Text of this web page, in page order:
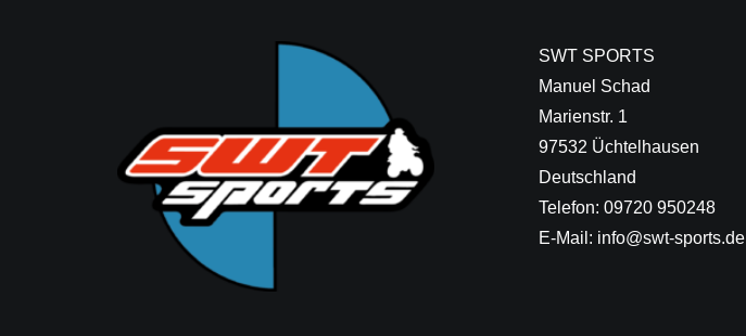
SWT SPORTS
Manuel Schad
Marienstr. 1
97532 Üchtelhausen
Deutschland
Telefon: 09720 950248
E-Mail: info@swt-sports.de